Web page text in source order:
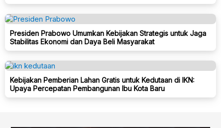
Presiden Prabowo Umumkan Kebijakan Strategis untuk Jaga
Stabilitas Ekonomi dan Daya Beli Masyarakat
Kebijakan Pemberian Lahan Gratis untuk Kedutaan di IKN:
Upaya Percepatan Pembangunan Ibu Kota Baru